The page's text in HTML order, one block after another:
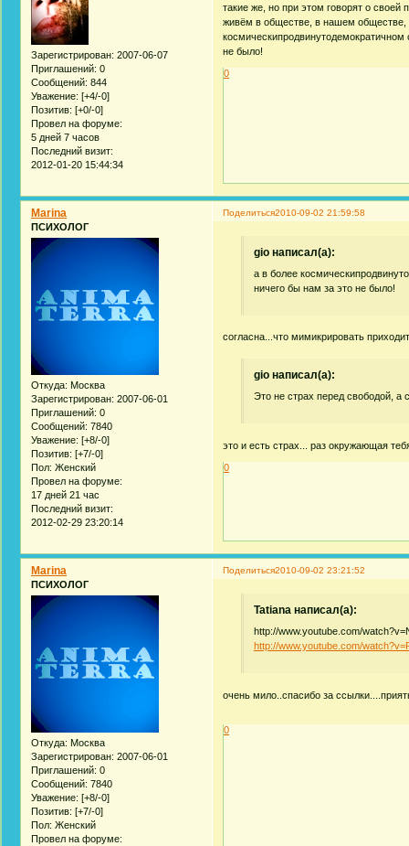
Зарегистрирован: 2007-06-07
Приглашений: 0
Сообщений: 844
Уважение: [+4/-0]
Позитив: [+0/-0]
Провел на форуме:
5 дней 7 часов
Последний визит:
2012-01-20 15:44:34
такие же, но при этом говорят о
живём в обществе, в нашем обществе,
не было!
0
Поделиться2010-09-02 21:59:58
Marina
ПСИХОЛОГ
Откуда: Москва
Зарегистрирован: 2007-06-01
Приглашений: 0
Сообщений: 7840
Уважение: [+8/-0]
Позитив: [+7/-0]
Пол: Женский
Провел на форуме:
17 дней 21 час
Последний визит:
2012-02-29 23:20:14
gio написал(а):
а в более
ничего бы нам за это не было!
согласна...что мимикрировать
gio написал(а):
Это не страх перед свободой,
это и есть страх... раз окружающая
0
Поделиться2010-09-02 23:21:52
Marina
ПСИХОЛОГ
Откуда: Москва
Зарегистрирован: 2007-06-01
Приглашений: 0
Сообщений: 7840
Уважение: [+8/-0]
Позитив: [+7/-0]
Пол: Женский
Провел на форуме:
Tatiana написал(а):
http://www.youtube.com/
http://www.youtube.com/
очень мило..спасибо за
0